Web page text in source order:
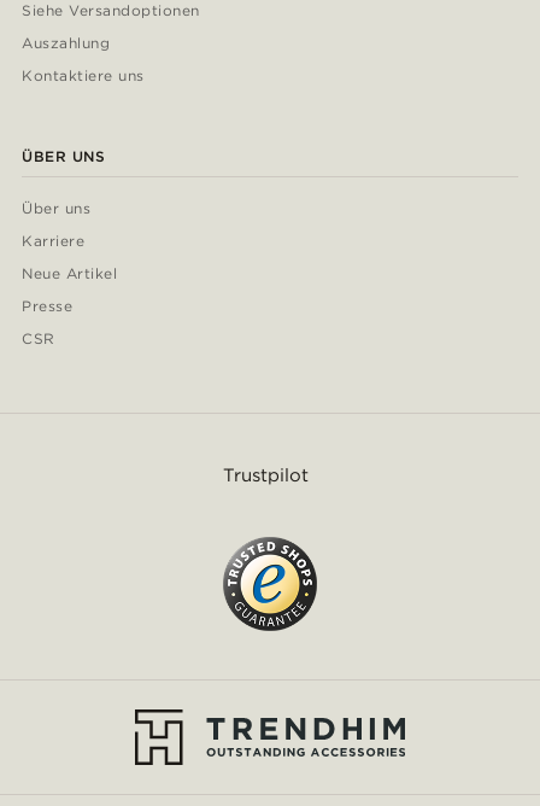
Siehe Versandoptionen
Auszahlung
Kontaktiere uns
ÜBER UNS
Über uns
Karriere
Neue Artikel
Presse
CSR
Trustpilot